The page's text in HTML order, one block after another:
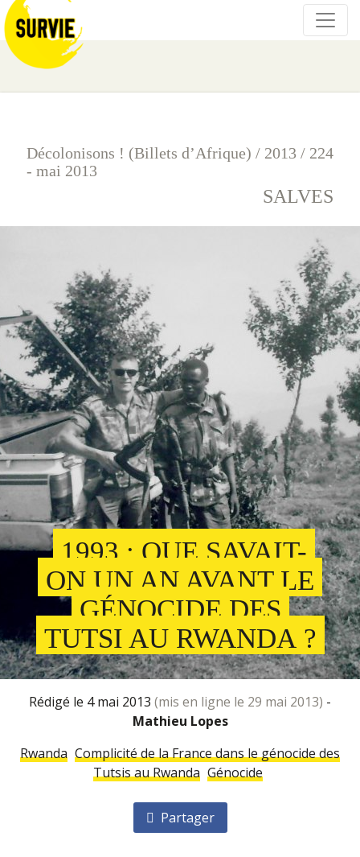
Décolonisons ! (Billets d’Afrique) / 2013 / 224
- mai 2013
SALVES
1993 : QUE SAVAIT-
ON UN AN AVANT LE
GÉNOCIDE DES
TUTSI AU RWANDA ?
rédigé le 4 mai 2013 (mis en ligne le 29 mai 2013) -
Mathieu Lopes
Rwanda Complicité de la France dans le génocide des
Tutsis au Rwanda Génocide
Partager